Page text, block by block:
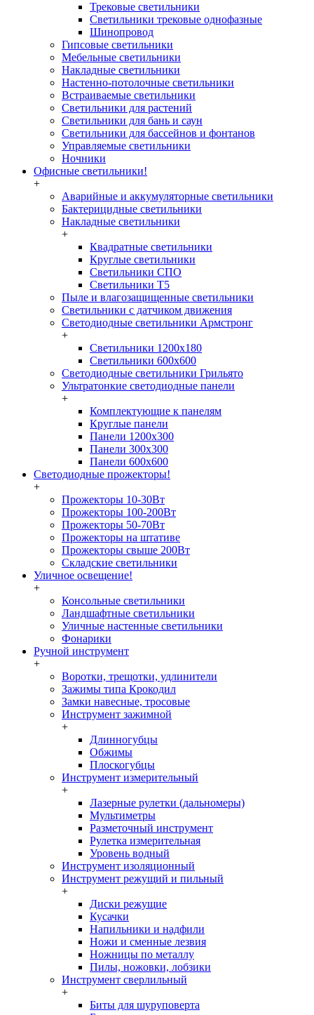
Трековые светильники
Светильники трековые однофазные
Шинопровод
Гипсовые светильники
Мебельные светильники
Накладные светильники
Настенно-потолочные светильники
Встраиваемые светильники
Светильники для растений
Светильники для бань и саун
Светильники для бассейнов и фонтанов
Управляемые светильники
Ночники
Офисные светильники!
+
Аварийные и аккумуляторные светильники
Бактерицидные светильники
Накладные светильники
+
Квадратные светильники
Круглые светильники
Светильники СПО
Светильники Т5
Пыле и влагозащищенные светильники
Светильники с датчиком движения
Светодиодные светильники Армстронг
+
Светильники 1200х180
Светильники 600х600
Светодиодные светильники Грильято
Ультратонкие светодиодные панели
+
Комплектующие к панелям
Круглые панели
Панели 1200х300
Панели 300х300
Панели 600х600
Светодиодные прожекторы!
+
Прожекторы 10-30Вт
Прожекторы 100-200Вт
Прожекторы 50-70Вт
Прожекторы на штативе
Прожекторы свыше 200Вт
Складские светильники
Уличное освещение!
+
Консольные светильники
Ландшафтные светильники
Уличные настенные светильники
Фонарики
Ручной инструмент
+
Воротки, трещотки, удлинители
Зажимы типа Крокодил
Замки навесные, тросовые
Инструмент зажимной
+
Длинногубцы
Обжимы
Плоскогубцы
Инструмент измерительный
+
Лазерные рулетки (дальномеры)
Мультиметры
Разметочный инструмент
Рулетка измерительная
Уровень водный
Инструмент изоляционный
Инструмент режущий и пильный
+
Диски режущие
Кусачки
Напильники и надфили
Ножи и сменные лезвия
Ножницы по металлу
Пилы, ножовки, лобзики
Инструмент сверлильный
+
Биты для шуруповерта